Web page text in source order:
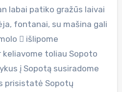
labai patiko gražūs laivai
fontanai, su mašina gali
 išlipome
toliau Sopoto
į Sopotą susiradome
prisistatė Sopotų